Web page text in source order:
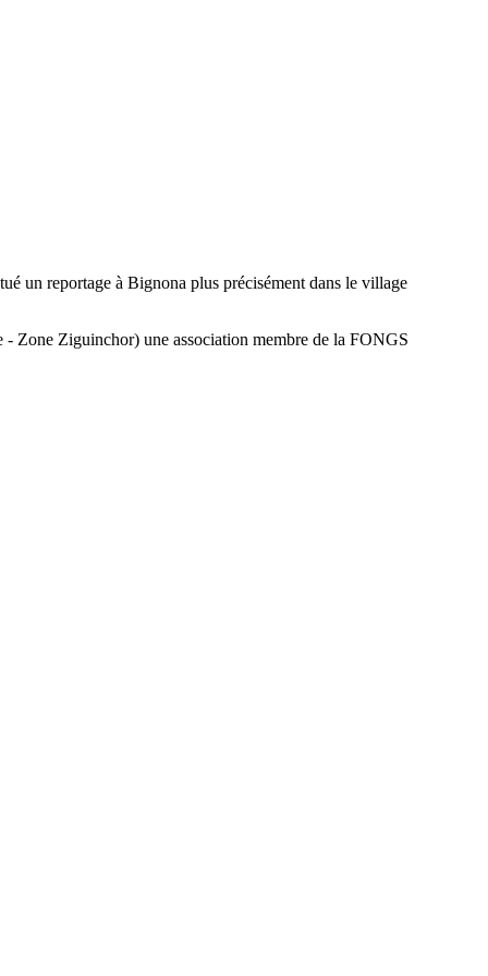
un reportage à Bignona plus précisément dans le village
Zone Ziguinchor) une association membre de la FONGS